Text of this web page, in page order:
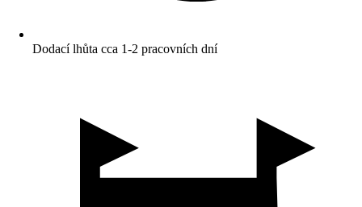
Dodací lhůta cca 1-2 pracovních dní